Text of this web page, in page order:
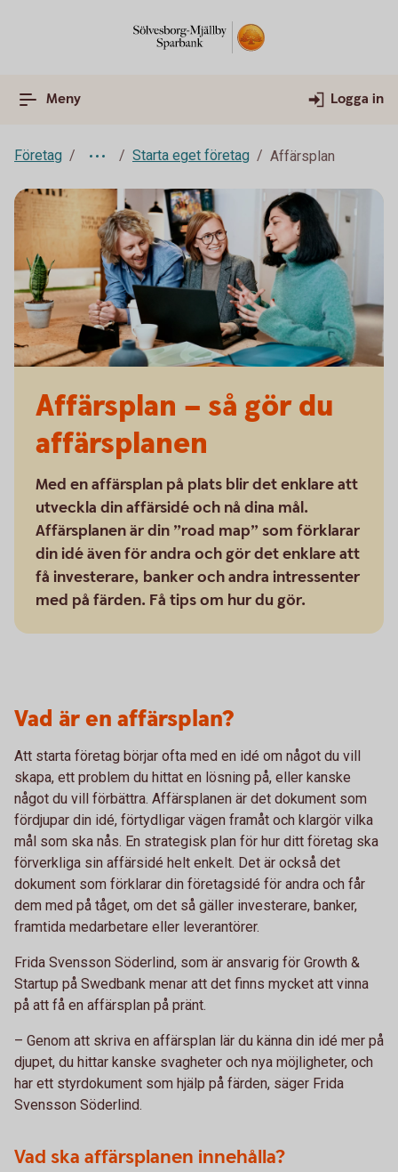
Meny Logga in
Företag Starta eget företag Affärsplan
Affärsplan – så gör du
affärsplanen
Med en affärsplan på plats blir det enklare att
utveckla din affärsidé och nå dina mål.
Affärsplanen är din ”road map” som förklarar
din idé även för andra och gör det enklare att
få investerare, banker och andra intressenter
med på färden. Få tips om hur du gör.
Vad är en affärsplan?
Att starta företag börjar ofta med en idé om något du vill
skapa, ett problem du hittat en lösning på, eller kanske
något du vill förbättra. Affärsplanen är det dokument som
fördjupar din idé, förtydligar vägen framåt och klargör vilka
mål som ska nås. En strategisk plan för hur ditt företag ska
förverkliga sin affärsidé helt enkelt. Det är också det
dokument som förklarar din företagsidé för andra och får
dem med på tåget, om det så gäller investerare, banker,
framtida medarbetare eller leverantörer.
Frida Svensson Söderlind, som är ansvarig för Growth &
Startup på Swedbank menar att det finns mycket att vinna
på att få en affärsplan på pränt.
– Genom att skriva en affärsplan lär du känna din idé mer på
djupet, du hittar kanske svagheter och nya möjligheter, och
har ett styrdokument som hjälp på färden, säger Frida
Svensson Söderlind.
Vad ska affärsplanen innehålla?